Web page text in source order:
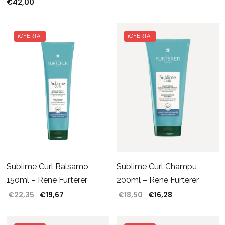
¡OFERTA!
Sublime Curl Balsamo
150ml – Rene Furterer
€22,35 El precio original era: €22,35.
€19,67El precio actual es: €19,67.
¡OFERTA!
Sublime Curl Champu
200ml – Rene Furterer
€18,50 El precio original era:
€16,28El precio